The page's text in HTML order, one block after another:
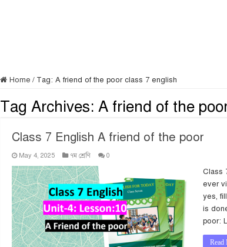
Home / Tag: A friend of the poor class 7 english
Tag Archives: A friend of the
Class 7 English A friend of the poor
May 4, 2025 ৭ম শ্রেণি 0
Class
ever
yes,
is
poor:
Read